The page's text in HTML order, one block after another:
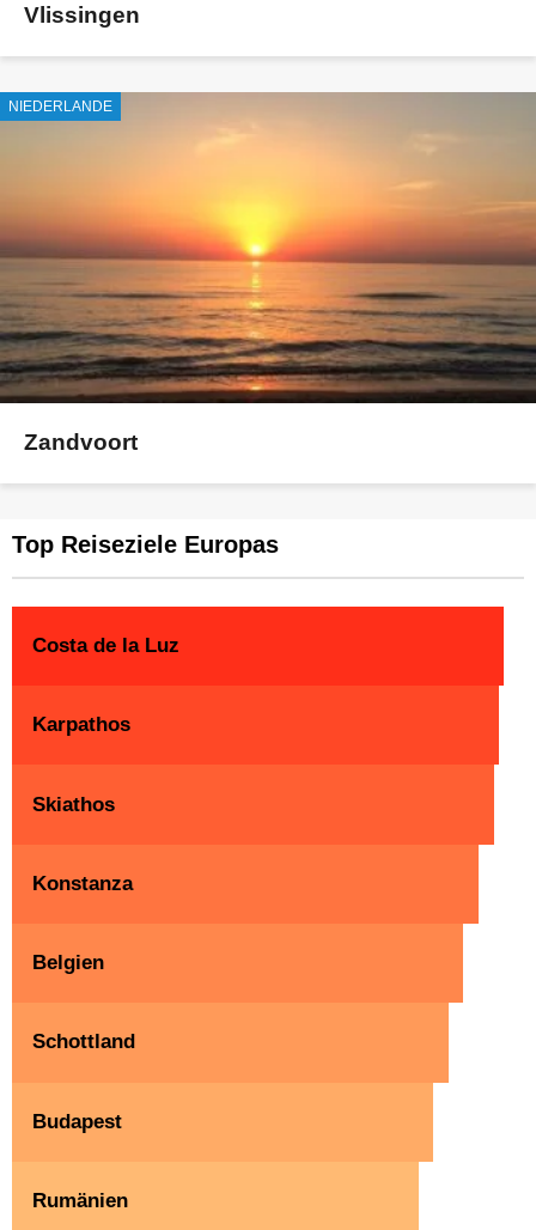
Vlissingen
NIEDERLANDE
Zandvoort
Top Reiseziele Europas
Costa de la Luz
Karpathos
Skiathos
Konstanza
Belgien
Schottland
Budapest
Rumänien